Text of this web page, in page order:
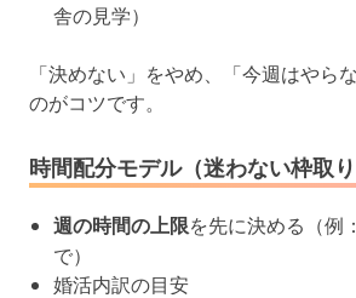
舎の見学）
「決めない」をやめ、「今週はやら
のがコツです。
時間配分モデル（迷わない枠取り
週の時間の上限を先に決める（例
で）
婚活内訳の目安